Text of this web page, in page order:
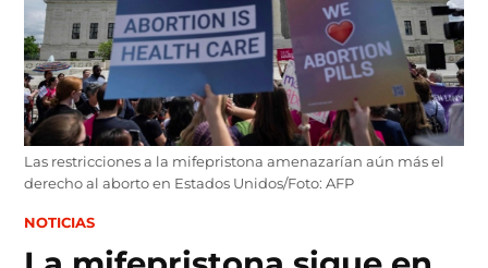
Las restricciones a la mifepristona amenazarían aún más el
derecho al aborto en Estados Unidos/Foto: AFP
POSTED
NOTICIAS